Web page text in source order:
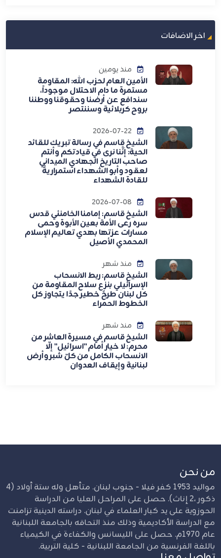
اخر الاضافات
منذ يومين
الأمين العام لحزب الله: المقاومة
مستمرة ما دام الاحتلال موجوداً،
سندافع عن أرضنا وحقوقنا ووطننا
بروح كربلائية وسننتصر
الشيخ قاسم في رسالة تبريك للقائد
الحية: إنَّنا نرى في قيادتكم وأنتم
صاحب التاريخ الجهادي الميداني
لعقود وأبو الشهداء استمراريةً
للقادة الشهداء
الشيخ قاسم: إمامنا الخامنئي قدس
سره رعى الأمة بعين الأبوة وحمى
مسارات عزتها بهدي تعاليم الإسلام
المحمدي الأصيل
منذ شهر
الشيخ قاسم: ربط الانسحاب
الإسرائيلي بنزع سلاح المقاومة من
كل لبنان طرحٌ خطير جدًا يتجاوز كل
الخطوط الحمراء
منذ شهر
الشيخ قاسم في مسيرة العاشر من
محرم: لا خيار أمام "اسرائيل" إلّا
الانسحاب الكامل من كلّ شبر وأرض
لبنانية وإيقاف العدوان
من نحن
مواليد 1953 كفر فيلا - جنوب لبنان. متأهل وله ستة أولاد (4
ذكور ،2 إناث). حصل على المراحل العليا من الدراسة
الحوزوية على يد كبار العلماء في لبنان. دراسته الدينية تزامنت
مع الدراسة الأكاديمية وذلك منذ التحاقه بالجامعة اللبنانية
عام 1970م. حصل على الليسانس والكفاءة في الكيمياء
باللغة الفرنسية من الجامعة اللبنانية - كلية التربية.